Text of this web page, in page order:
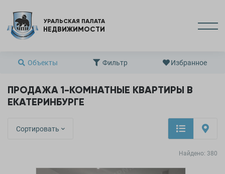
УРАЛЬСКАЯ ПАЛАТА
НЕДВИЖИМОСТИ
Объекты Фильтр Избранное
ПРОДАЖА 1-КОМНАТНЫЕ КВАРТИРЫ В
ЕКАТЕРИНБУРГЕ
Сортировать
Найдено: 380